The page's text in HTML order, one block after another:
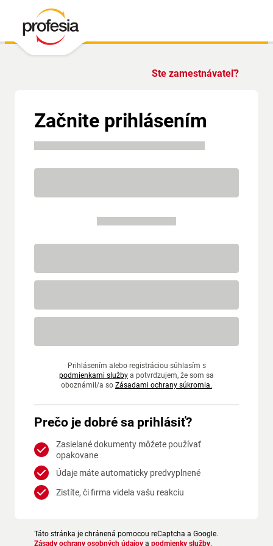
Ste zamestnávateľ?
Začnite prihlásením
Prihlásením alebo registráciou súhlasím s
podmienkami služby a potvrdzujem, že som sa
oboznámil/a so Zásadami ochrany súkromia.
Prečo je dobré sa prihlásiť?
Zasielané dokumenty môžete používať
opakovane
Údaje máte automaticky predvyplnené
Zistíte, či firma videla vašu reakciu
Táto stránka je chránená pomocou reCaptcha a Google.
Zásady ochrany osobných údajov a podmienky služby.